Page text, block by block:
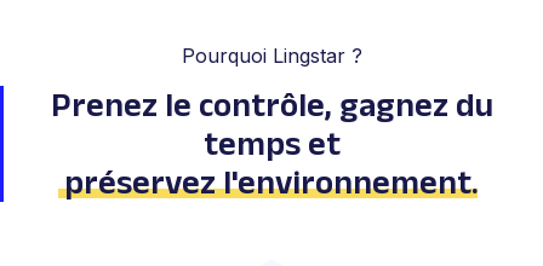
Pourquoi Lingstar ?
Prenez le contrôle, gagnez du
temps et
préservez l'environnement.